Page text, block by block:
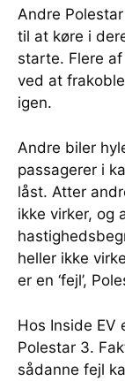
Andre
til at køre i
starte. Flere
ved at
igen.
Andre biler
passagerer i
låst. Atter
ikke virker, og
heller ikke
er en ‘fejl’,
Hos Inside EV
Polestar 3.
sådanne fejl